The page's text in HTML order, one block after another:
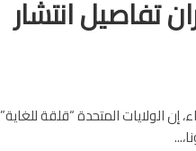
تفاصيل انتشار
إن الولايات المتحدة “قلقة